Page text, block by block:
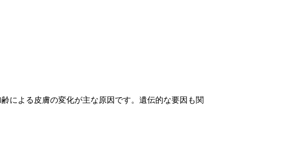
による皮膚の変化が主な原因です。遺伝的な要因も関